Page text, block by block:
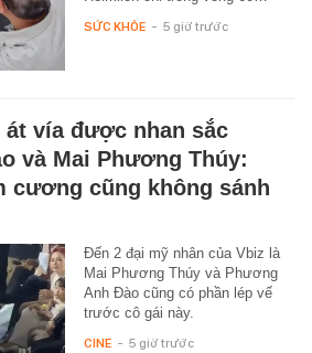
SỨC KHỎE - 5 giờ trước
vía được nhan sắc
và Mai Phương Thúy:
cương cũng không sánh
Đến 2 đại mỹ nhân của Vbiz là
Mai Phương Thúy và Phương
Anh Đào cũng có phần lép vế
trước cô gái này.
CINE - 5 giờ trước